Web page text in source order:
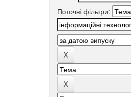
Поточні фільтри: